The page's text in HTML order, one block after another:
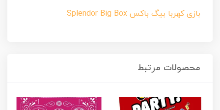
بازی کهربا بیگ باکس Splendor Big Box
محصولات مرتبط